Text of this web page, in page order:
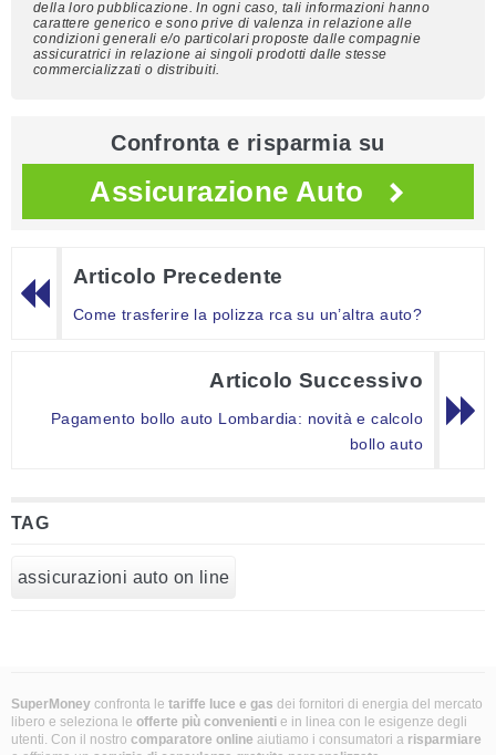
della loro pubblicazione. In ogni caso, tali informazioni hanno
carattere generico e sono prive di valenza in relazione alle
condizioni generali e/o particolari proposte dalle compagnie
assicuratrici in relazione ai singoli prodotti dalle stesse
commercializzati o distribuiti.
Confronta e risparmia su
Assicurazione Auto
Articolo Precedente
Come trasferire la polizza rca su un’altra auto?
Articolo Successivo
Pagamento bollo auto Lombardia: novità e calcolo
bollo auto
TAG
assicurazioni auto on line
SuperMoney confronta le tariffe luce e gas dei fornitori di energia del mercato
libero e seleziona le offerte più convenienti e in linea con le esigenze degli
utenti. Con il nostro comparatore online aiutiamo i consumatori a risparmiare